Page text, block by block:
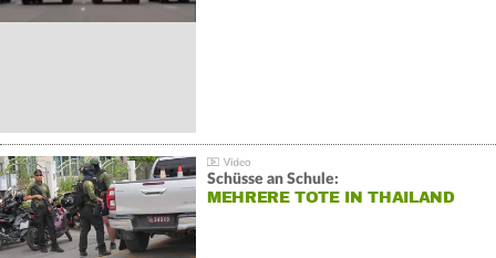
Schüsse an Schule:
MEHRERE TOTE IN THAILAND